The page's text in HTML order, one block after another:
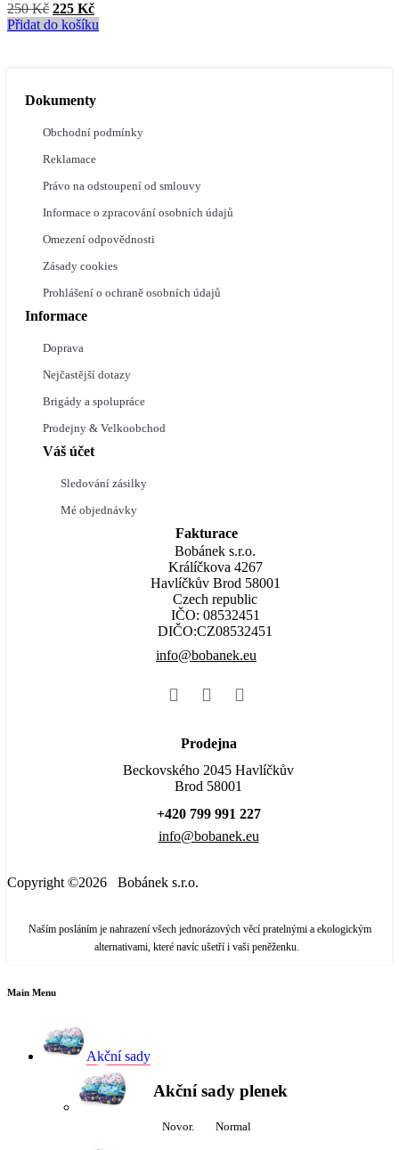
250Kč 225 Kč
Přidat do košíku
Prodejna
Beckovského 2045 Havlíčkův
Brod 58001
+420 799 991 227
info@bobanek.eu
Dokumenty
Obchodní podmínky
Reklamace
Právo na odstoupení od smlouvy
Informace o zpracování osobních údajů
Omezení odpovědnosti
Zásady cookies
Prohlášení o ochraně osobních údajů
Informace
Doprava
Nejčastější dotazy
Brigády a spolupráce
Prodejny & Velkoobchod
Váš účet
Sledování zásilky
Mé objednávky
Fakturace
Bobánek s.r.o.
Králíčkova 4267
Havlíčkův Brod 58001
Czech republic
IČO: 08532451
DIČO:CZ08532451
info@bobanek.eu
Copyright ©2026 Bobánek s.r.o.
Naším posláním je nahrazení všech jednorázových věcí pratelnými a ekologickým
alternativami, které navíc ušetří i vaši peněženku.
Main Menu
Akční sady
Akční sady plenek
Novor. Normal